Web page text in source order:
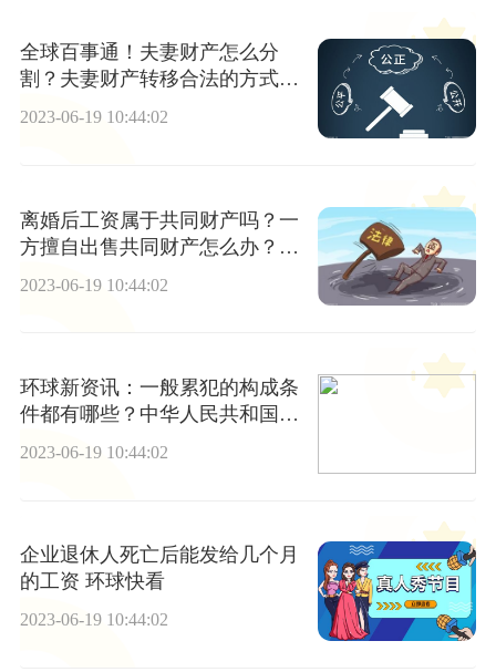
全球百事通！夫妻财产怎么分
割？夫妻财产转移合法的方式有
什么？我国的夫妻共同财产有哪
2023-06-19 10:44:02
离婚后工资属于共同财产吗？一
方擅自出售共同财产怎么办？夫
2023-06-19 10:44:02
环球新资讯：一般累犯的构成条
件都有哪些？中华人民共和国刑
法第六十五条内容是什么？
2023-06-19 10:44:02
企业退休人死亡后能发给几个月
的工资 环球快看
2023-06-19 10:44:02